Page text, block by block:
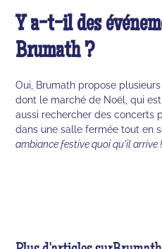
Y a-t-il des
Brumath ?
Oui, Brumath propose
dont le marché de Noël, qui
aussi rechercher des concerts
dans une salle fermée tout en
ambiance festive quoi qu'il arrive !